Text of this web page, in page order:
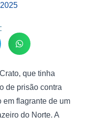
que tinha
de prisão contra
em flagrante de um
do Norte. A